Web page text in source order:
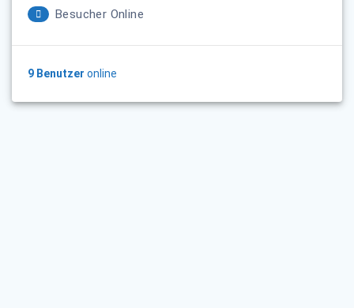
Besucher Online
9 Benutzer online